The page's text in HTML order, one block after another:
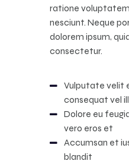
ratione
nesciunt. Neque
dolorem ipsum,
consectetur.
Vulputate velit
consequat vel
Dolore eu
vero eros et
Accumsan et
blandit